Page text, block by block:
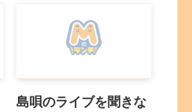
島唄のライブを聞きな